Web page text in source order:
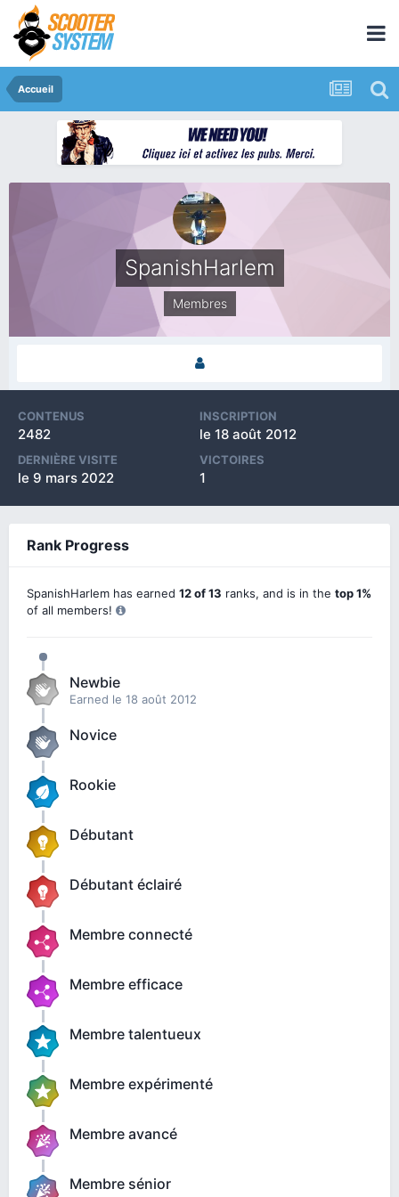
Accueil
SpanishHarlem
Membres
CONTENUS
2482
INSCRIPTION
le 18 août 2012
DERNIÈRE VISITE
le 9 mars 2022
VICTOIRES
1
Rank Progress
SpanishHarlem has earned 12 of 13 ranks, and is in the top 1%
of all members!
Newbie
Earned le 18 août 2012
Novice
Rookie
Débutant
Débutant éclairé
Membre connecté
Membre efficace
Membre talentueux
Membre expérimenté
Membre avancé
Membre sénior